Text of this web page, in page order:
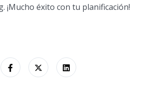
¡Mucho éxito con tu planificación!